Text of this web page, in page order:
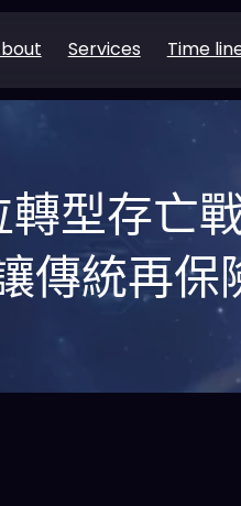
Services Time
型存亡
傳統再保